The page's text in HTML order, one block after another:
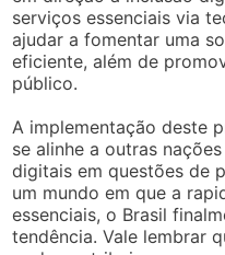
serviços essenciais via
ajudar a fomentar uma
eficiente, além de
público.
A implementação deste
se alinhe a outras
digitais em questões de
um mundo em que a
essenciais, o Brasil
tendência. Vale lembrar